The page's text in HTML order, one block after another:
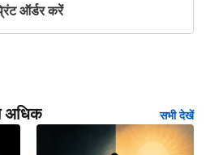
ऑर्डर करें
अधिक सभी देखें